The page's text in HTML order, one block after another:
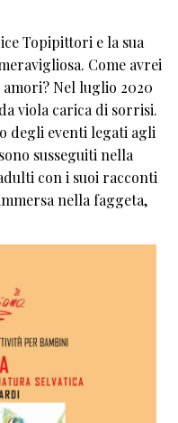
Topipittori e la sua
Come avrei
Nel luglio 2020
viola carica di sorrisi.
degli eventi legati agli
susseguiti nella
con i suoi racconti
nella faggeta,